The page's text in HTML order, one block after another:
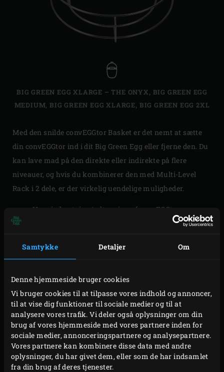
Samtykke Detaljer Om
Denne hjemmeside bruger cookies
Vi bruger cookies til at tilpasse vores indhold og annoncer,
til at vise dig funktioner til sociale medier og til at
analysere vores trafik. Vi deler også oplysninger om din
brug af vores hjemmeside med vores partnere inden for
sociale medier, annonceringspartnere og analysepartnere.
Vores partnere kan kombinere disse data med andre
oplysninger, du har givet dem, eller som de har indsamlet
fra din brug af deres tjenester.
BIG GREEN EGG XLARGE – THE ONYX, BIG GREEN EGG
MEDIUM,BIG GREEN EGG XLARGE, BIG GREEN EGG 2XL
Med den snilde convEGGtor Basket er det nemt at sætte
din convEGGtor ind i dit Big Green Egg eller fjerne den. Du
kan lave mad på den direkte eller indirekte på flere
niveauer, og hvis du kombinerer den med Multi-Level
Rack i 2 dele, er der virkelig uendelige muligheder.
Nem indsætning/udtagning af
convEGGtor
Direkte og indirekte stegning på flere niveauer
Startkomponent tilEGGspander systemet
; fungerer
Håndtagenes størrelse er beregnet til hænder med
handsker
Modeller Code
2XL 119735